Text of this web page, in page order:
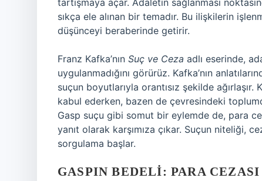
tartışmaya açar. Adaletin sağlanması
sıkça ele alınan bir temadır. Bu ilişkilerin
düşünceyi beraberinde getirir.
Franz Kafka’nın Suç ve Ceza adlı eserinde,
uygulanmadığını görürüz. Kafka’nın
suçun boyutlarıyla orantısız şekilde ağırlaşır.
kabul ederken, bazen de çevresindeki
Gasp suçu gibi somut bir eylemde de, para
yanıt olarak karşımıza çıkar. Suçun niteliği,
sorgulama başlar.
GASPIN BEDELI: PARA